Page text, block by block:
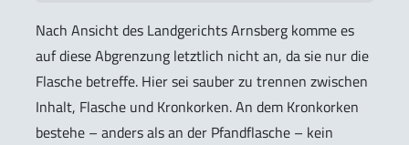
Nach Ansicht des Landgerichts Arnsberg komme es
auf diese Abgrenzung letztlich nicht an, da sie nur die
Flasche betreffe. Hier sei sauber zu trennen zwischen
Inhalt, Flasche und Kronkorken. An dem Kronkorken
bestehe – anders als an der Pfandflasche – kein